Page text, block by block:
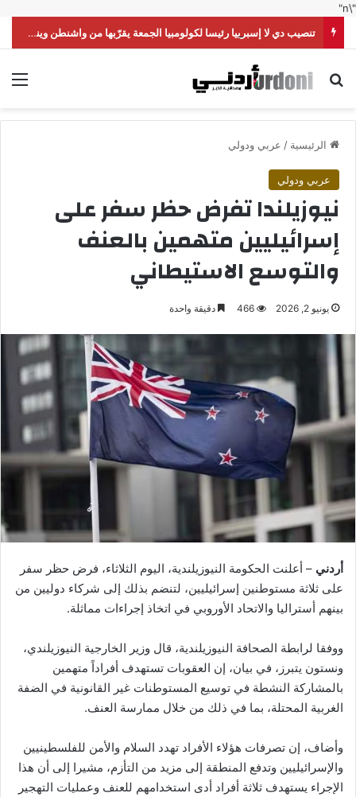
"\n"
تنصيب دي لا إسبرييا رئيسا لكولومبيا الجمعة يقرّبها من واشنطن وينقلها من اليسار إلى اليمين
بحث عن
الرئيسية / عربي ودولي
عربي ودولي
نيوزيلندا تفرض حظر سفر على
إسرائيليين متهمين بالعنف
والتوسع الاستيطاني
يونيو 2, 2026 466 دقيقة واحدة
أردني – أعلنت الحكومة النيوزيلندية، اليوم الثلاثاء، فرض حظر سفر
على ثلاثة مستوطنين إسرائيليين، لتنضم بذلك إلى شركاء دوليين من
بينهم أستراليا والاتحاد الأوروبي في اتخاذ إجراءات مماثلة.
ووفقا لرابطة الصحافة النيوزيلندية، قال وزير الخارجية النيوزيلندي،
ونستون يتبرز، في بيان، إن العقوبات تستهدف أفراداً متهمين
بالمشاركة النشطة في توسيع المستوطنات غير القانونية في الضفة
الغربية المحتلة، بما في ذلك من خلال ممارسة العنف.
وأضاف، إن تصرفات هؤلاء الأفراد تهدد السلام والأمن للفلسطينيين
والإسرائيليين وتدفع المنطقة إلى مزيد من التأزم، مشيرا إلى أن هذا
الإجراء يستهدف ثلاثة أفراد أدى استخدامهم للعنف وعمليات التهجير